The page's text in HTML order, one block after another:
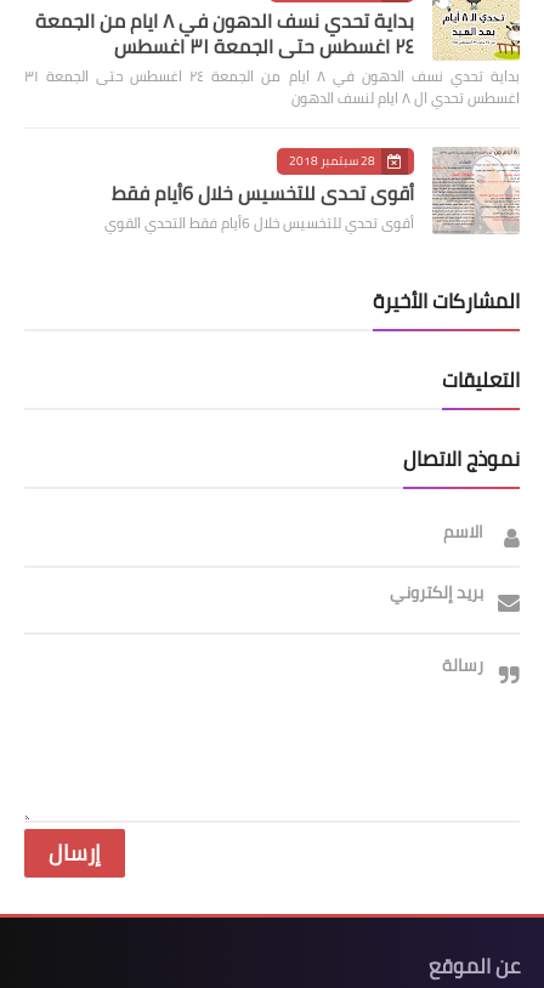
بداية تحدي نسف الدهون في ٨ ايام من الجمعة
٢٤ اغسطس حتى الجمعة ٣١ اغسطس
بداية تحدي نسف الدهون في ٨ ايام من الجمعة ٢٤ اغسطس حتى الجمعة ٣١
اغسطس تحدي ال ٨ ايام لنسف الدهون
28 سبتمبر 2018
أقوى تحدي للتخسيس خلال 6أيام فقط
أقوى تحدي للتخسيس خلال 6أيام فقط التحدي القوي
المشاركات الأخيرة
التعليقات
نموذج الاتصال
الاسم
بريد إلكتروني
رسالة
عن الموقع